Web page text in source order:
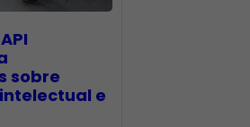
sobre
e